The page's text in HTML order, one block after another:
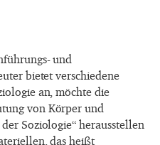
und
bietet verschiedene
an, möchte die
von Körper und
Soziologie“ herausstellen
das heißt